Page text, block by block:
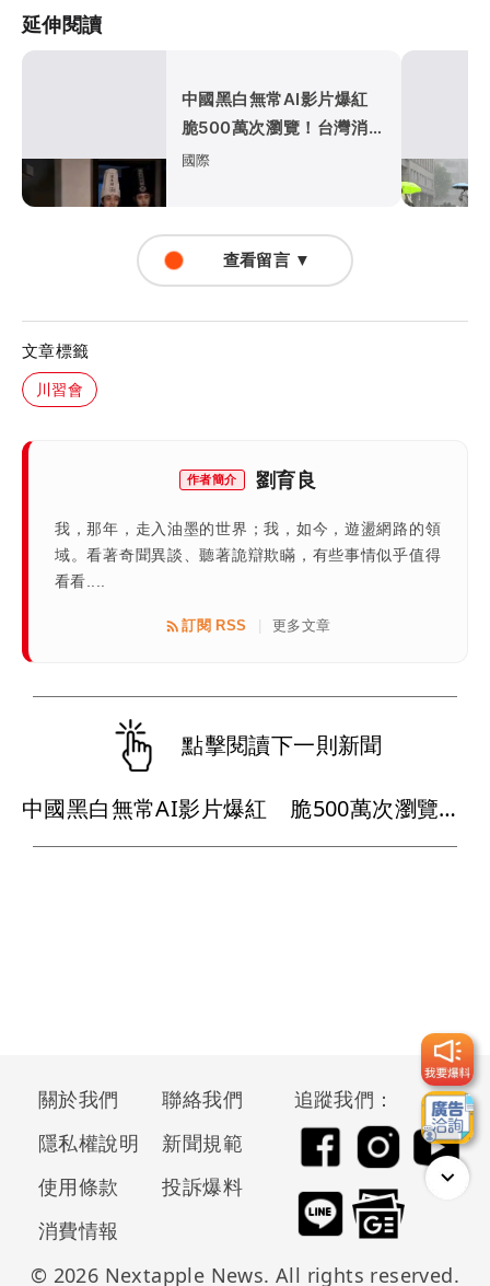
延伸閱讀
中國黑白無常AI影片爆紅
脆500萬次瀏覽！台灣消防
員也誇實用
國際
查看留言 ▼
文章標籤
川習會
作者簡介 劉育良
我，那年，走入油墨的世界；我，如今，遊盪網路的領
域。看著奇聞異談、聽著詭辯欺瞞，有些事情似乎值得
看看....
訂閱 RSS 更多文章
點擊閱讀下一則新聞
中國黑白無常AI影片爆紅 脆500萬次瀏覽！台灣消防員也誇實用
關於我們
聯絡我們
隱私權說明
新聞規範
使用條款
投訴爆料
消費情報
追蹤我們：
© 2026 Nextapple News. All rights reserved.